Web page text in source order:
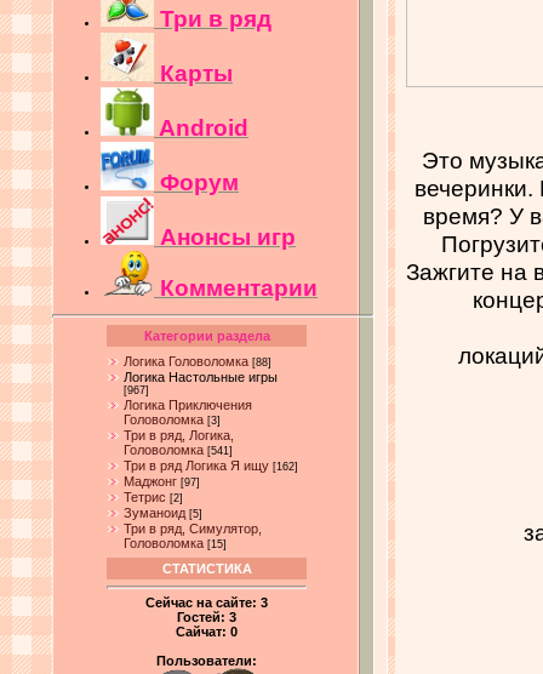
Три в ряд
Карты
Android
Форум
Анонсы игр
Комментарии
Категории раздела
Логика Головоломка [88]
Логика Настольные игры
[967]
Логика Приключения
Головоломка [3]
Три в ряд, Логика,
Головоломка [541]
Три в ряд Логика Я ищу [162]
Маджонг [97]
Тетрис [2]
Зуманоид [5]
Три в ряд, Симулятор,
Головоломка [15]
СТАТИСТИКА
Сейчас на сайте: 3
Гостей: 3
Сайчат: 0
Пользователи:
Это
вечеринки.
время? У
Зажгите на